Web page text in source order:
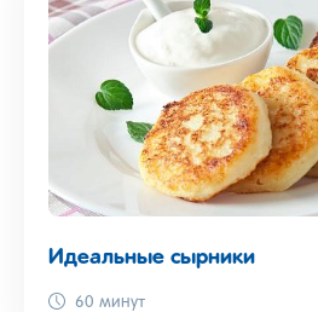
Идеальные сырники
60 минут